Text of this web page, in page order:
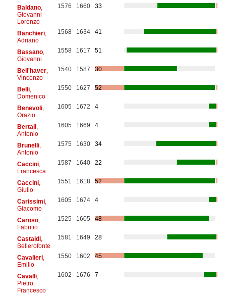
Baldano,
Giovanni
Lorenzo
1576 1660 33
Banchieri,
Adriano
1568 1634 41
Bassano,
Giovanni
1558 1617 51
Bell'haver,
Vincenzo
1540 1587 30
Belli,
Domenico
1550 1627 52
Benevoli,
Orazio
1605 1672 4
Bertali,
Antonio
1605 1669 4
Brunelli,
Antonio
1575 1630 34
Caccini,
Francesca
1587 1640 22
Caccini,
Giulio
1551 1618 52
Carissimi,
Giacomo
1605 1674 4
Caroso,
Fabritio
1525 1605 48
Castaldi,
Bellerofonte
1581 1649 28
Cavalieri,
Emilio
1550 1602 45
Cavalli,
Pietro
Francesco
1602 1676 7